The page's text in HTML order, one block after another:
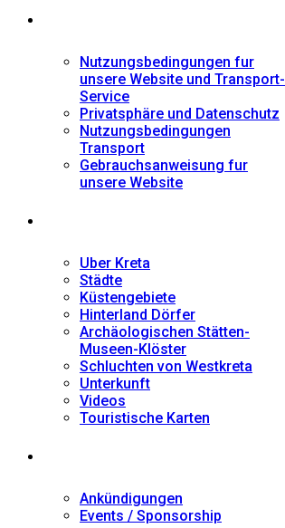
Nutzungsbedingungen fur
unsere Website und Transport-
Service
Privatsphäre und Datenschutz
Nutzungsbedingungen
Transport
Gebrauchsanweisung fur
unsere Website
Uber Kreta
Städte
Küstengebiete
Hinterland Dörfer
Archäologischen Stätten-
Museen-Klöster
Schluchten von Westkreta
Unterkunft
Videos
Touristische Karten
Ankündigungen
Events / Sponsorship